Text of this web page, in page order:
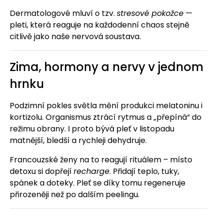
Dermatologové mluví o tzv. stresové pokožce —
pleti, která reaguje na každodenní chaos stejně
citlivě jako naše nervová soustava.
Zima, hormony a nervy v jednom
hrnku
Podzimní pokles světla mění produkci melatoninu i
kortizolu. Organismus ztrácí rytmus a „přepíná“ do
režimu obrany. I proto bývá pleť v listopadu
matnější, bledší a rychleji dehydruje.
Francouzské ženy na to reagují rituálem – místo
detoxu si dopřejírecharge. Přidají teplo, tuky,
spánek a doteky. Pleť se díky tomu regeneruje
přirozeněji než po dalším peelingu.